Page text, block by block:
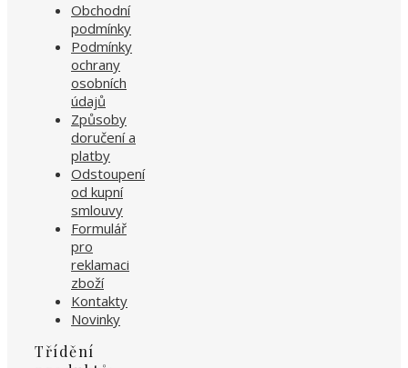
Obchodní
podmínky
Podmínky
ochrany
osobních
údajů
Způsoby
doručení a
platby
Odstoupení
od kupní
smlouvy
Formulář
pro
reklamaci
zboží
Kontakty
Novinky
Třídění